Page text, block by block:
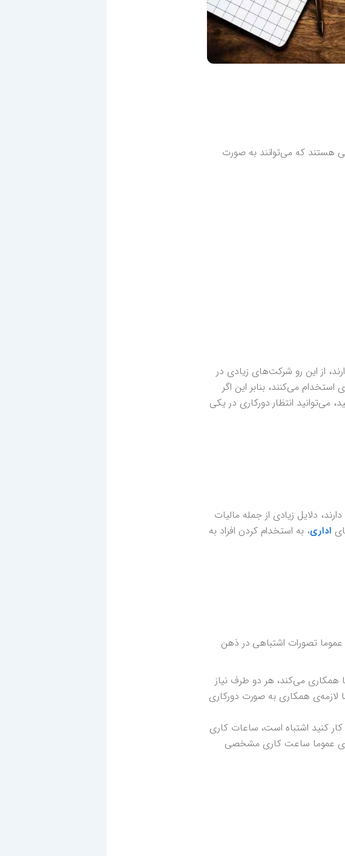
هستند که می‌توانند به صورت
از این رو شرکت‌های زیادی در
می‌کنند، بنابر این اگر
انتظار دورکاری در یکی
دلایل زیادی از جمله مالیات
اداری، به استخدام کردن افراد به
تصورات اشتباهی در ذهن
همکاری می‌کند، هر دو طرف نیاز
لازمه‌ی همکاری به صورت دورکاری
کنید اشتباه است، ساعات کاری
عموما ساعت کاری مشخصی